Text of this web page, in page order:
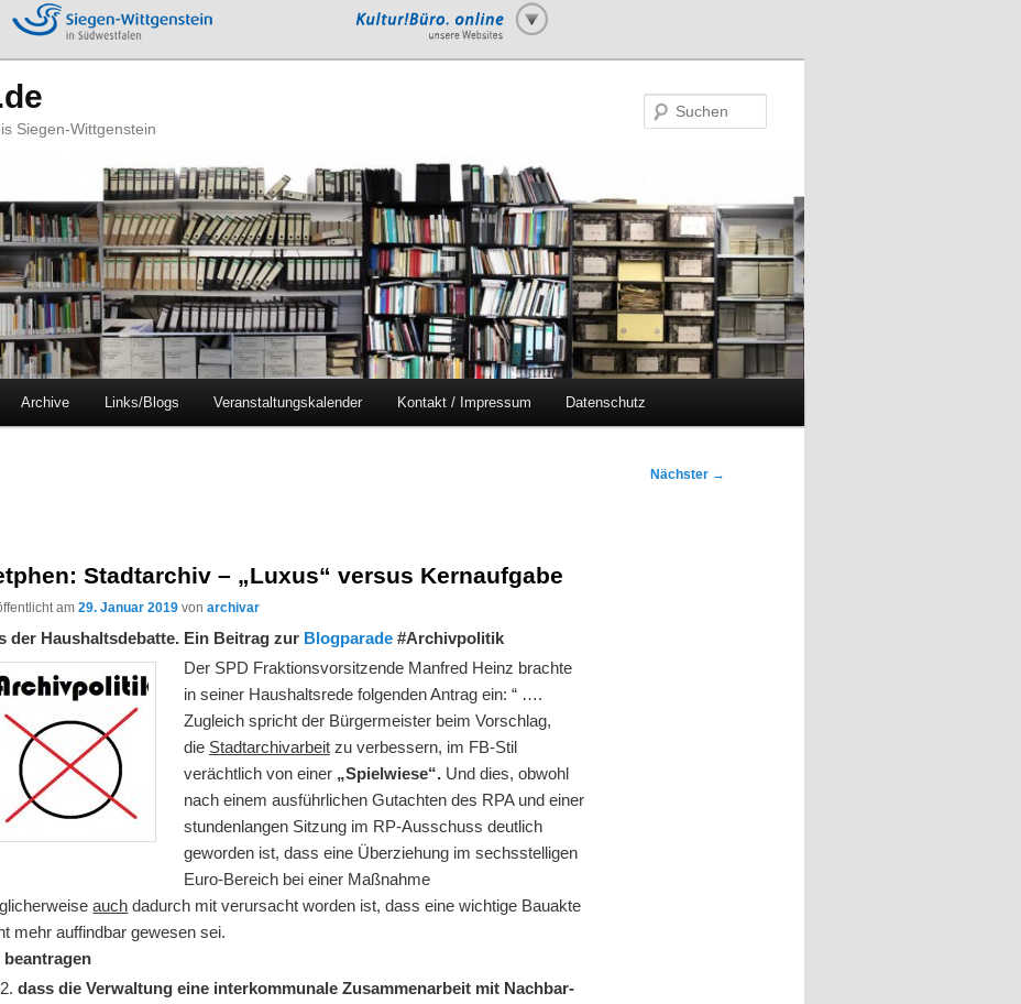
Siegen-Wittgenstein
Archive Links/Blogs Veranstaltungskalender Kontakt / Impressum Datenschutz
Nächster →
Stadtarchiv – „Luxus“ versus Kernaufgabe
am29. Januar 2019 vonarchivar
der Haushaltsdebatte. Ein Beitrag zur Blogparade#Archivpolitik
Der SPD Fraktionsvorsitzende Manfred Heinz brachte
in seiner Haushaltsrede folgenden Antrag ein: “ ….
Zugleich spricht der Bürgermeister beim Vorschlag,
die Stadtarchivarbeitzu verbessern, im FB-Stil
verächtlich von einer „Spielwiese“.Und dies, obwohl
nach einem ausführlichen Gutachten des RPA und einer
stundenlangen Sitzung im RP-Ausschuss deutlich
geworden ist, dass eine Überziehung im sechsstelligen
Euro-Bereich bei einer Maßnahme
auch dadurch mit verursacht worden ist, dass eine wichtige Bauakte
mehr auffindbar gewesen sei.
beantragen
dass die Verwaltung eine interkommunale Zusammenarbeit mit Nachbar-